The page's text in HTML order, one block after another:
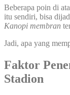
Beberapa poin di
itu sendiri, bisa
Kanopi membran
Jadi, apa yang
Faktor
Stadion